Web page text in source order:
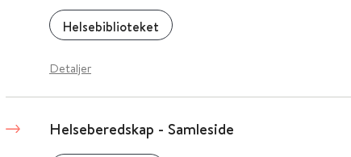
Helsebiblioteket
Detaljer
Helseberedskap - Samleside